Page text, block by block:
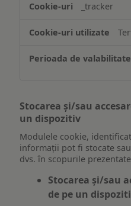
_tracker
Stocarea și/sau
un dispozitiv
Modulele cookie,
informații pot fi stocate
dvs. în scopurile
Stocarea și/sau
de pe un